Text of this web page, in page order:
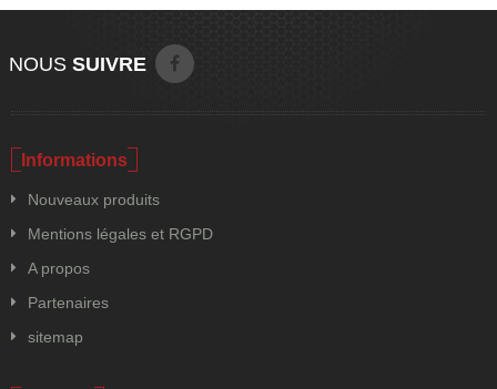
SUIVRE
NOUS
Informations
Nouveaux produits
Mentions légales et RGPD
A propos
Partenaires
sitemap